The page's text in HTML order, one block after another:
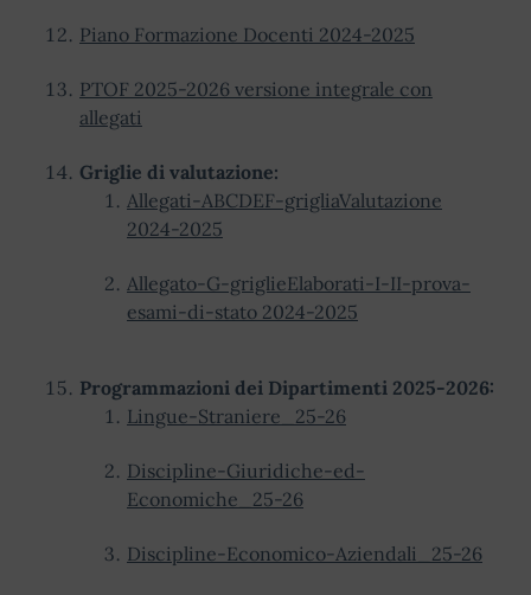
Piano Formazione Docenti 2024-2025
PTOF 2025-2026 versione integrale con
allegati
Griglie di valutazione:
Allegati-ABCDEF-grigliaValutazione
2024-2025
Allegato-G-griglieElaborati-I-II-prova-
esami-di-stato 2024-2025
Programmazioni dei Dipartimenti 2025-2026:
Lingue-Straniere_25-26
Discipline-Giuridiche-ed-
Economiche_25-26
Discipline-Economico-Aziendali_25-26